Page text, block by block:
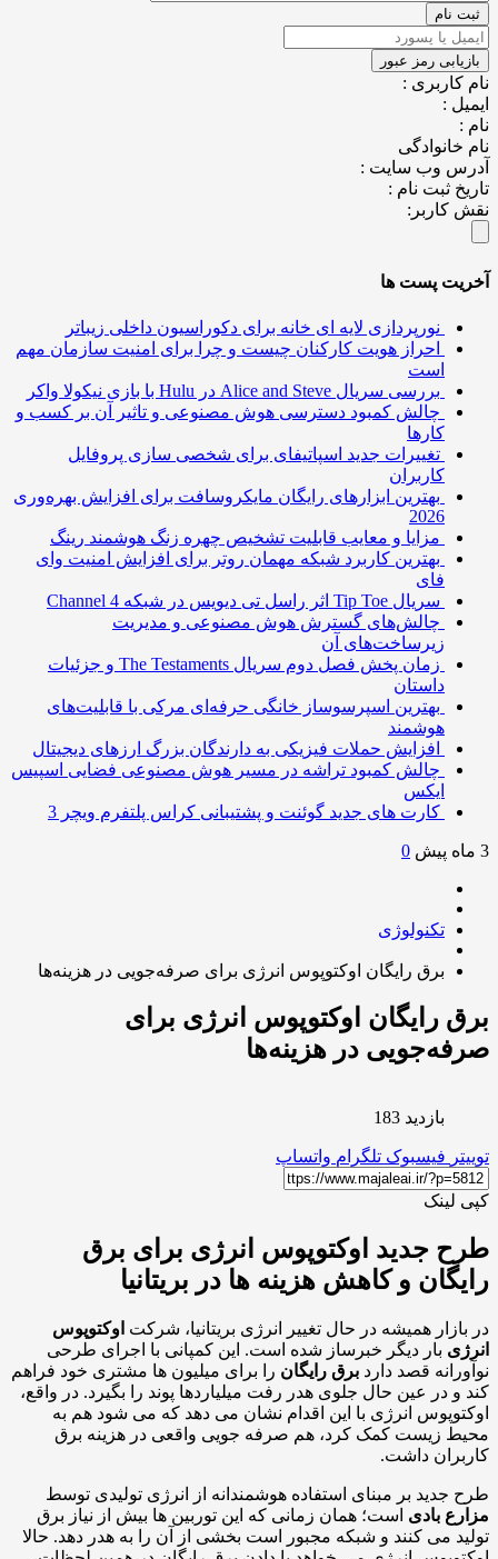
:
:
وب سایت :
ثبت نام :
کاربر:
پست ها
نورپردازی لایه ای خانه برای دکوراسیون داخلی زیباتر
احراز هویت کارکنان چیست و چرا برای امنیت سازمان مهم
بررسی سریال Alice and Steve در Hulu با بازی نیکولا واکر
چالش کمبود دسترسی هوش مصنوعی و تاثیر آن بر کسب و
کارها
تغییرات جدید اسپاتیفای برای شخصی سازی پروفایل
کاربران
بهترین ابزارهای رایگان مایکروسافت برای افزایش بهره‌وری
مزایا و معایب قابلیت تشخیص چهره زنگ هوشمند رینگ
بهترین کاربرد شبکه مهمان روتر برای افزایش امنیت وای
سریال Tip Toe اثر راسل تی دیویس در شبکه Channel 4
چالش‌های گسترش هوش مصنوعی و مدیریت
زیرساخت‌های آن
زمان پخش فصل دوم سریال The Testaments و جزئیات
داستان
بهترین اسپرسوساز خانگی حرفه‌ای مرکی با قابلیت‌های
هوشمند
افزایش حملات فیزیکی به دارندگان بزرگ ارزهای دیجیتال
چالش کمبود تراشه در مسیر هوش مصنوعی فضایی اسپیس
کارت های جدید گوئنت و پشتیبانی کراس پلتفرم ویچر 3
0
تکنولوژی
برق رایگان اوکتوپوس انرژی برای صرفه‌جویی در هزینه‌ها
رایگان اوکتوپوس انرژی برای
در هزینه‌ها
بازدید 183
فیسبوک تلگرام واتساپ
جدید اوکتوپوس انرژی برای برق
و کاهش هزینه ها در بریتانیا
همیشه در حال تغییر انرژی بریتانیا، شرکت اوکتوپوس
بار دیگر خبرساز شده است. این کمپانی با اجرای طرحی
قصد دارد برق رایگان را برای میلیون ها مشتری خود فراهم
در عین حال جلوی هدر رفت میلیاردها پوند را بگیرد. در واقع،
انرژی با این اقدام نشان می دهد که می شود هم به
زیست کمک کرد، هم صرفه جویی واقعی در هزینه برق
داشت.
جدید بر مبنای استفاده هوشمندانه از انرژی تولیدی توسط
بادی است؛ همان زمانی که این توربین ها بیش از نیاز برق
می کنند و شبکه مجبور است بخشی از آن را به هدر دهد. حالا